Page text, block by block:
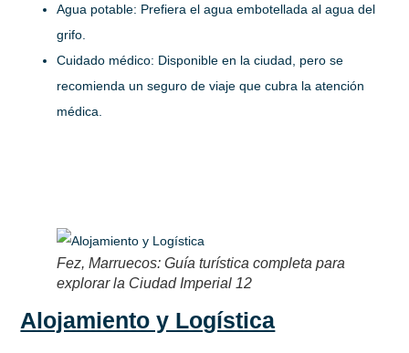
Agua potable: Prefiera el agua embotellada al agua del
grifo.
Cuidado médico: Disponible en la ciudad, pero se
recomienda un seguro de viaje que cubra la atención
médica.
Fez, Marruecos: Guía turística completa para
explorar la Ciudad Imperial 12
Alojamiento y Logística